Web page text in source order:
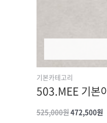
기본카테고리
503.MEE 기본
525,000원472,500원